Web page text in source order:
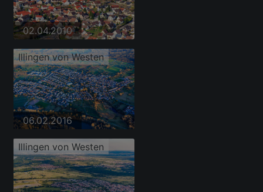
02.04.2010
Illingen von Westen
06.02.2016
Illingen von Westen